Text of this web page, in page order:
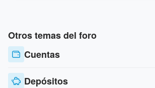
Otros temas del foro
Cuentas
Depósitos